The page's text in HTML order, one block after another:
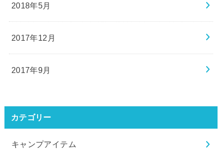
2018年5月
2017年12月
2017年9月
カテゴリー
キャンプアイテム